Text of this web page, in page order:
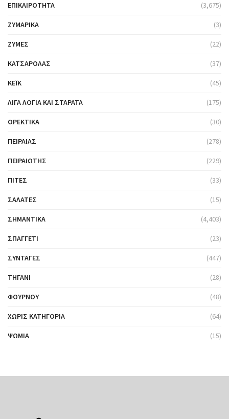
ΕΠΙΚΑΙΡΌΤΗΤΑ (3,675)
ΖΥΜΑΡΙΚΆ (3)
ΖΎΜΕΣ (22)
ΚΑΤΣΑΡΌΛΑΣ (37)
ΚΈΙΚ (45)
ΛΊΓΑ ΛΌΓΙΑ ΚΑΙ ΣΤΑΡΆΤΑ (175)
ΟΡΕΚΤΙΚΆ (30)
ΠΕΙΡΑΙΆΣ (278)
ΠΕΙΡΑΙΏΤΗΣ (229)
ΠΊΤΕΣ (33)
ΣΑΛΆΤΕΣ (15)
ΣΗΜΑΝΤΙΚΆ (4,403)
ΣΠΑΓΓΈΤΙ (23)
ΣΥΝΤΑΓΈΣ (447)
ΤΗΓΆΝΙ (28)
ΦΟΎΡΝΟΥ (48)
ΧΩΡΊΣ ΚΑΤΗΓΟΡΊΑ (64)
ΨΩΜΙΆ (15)